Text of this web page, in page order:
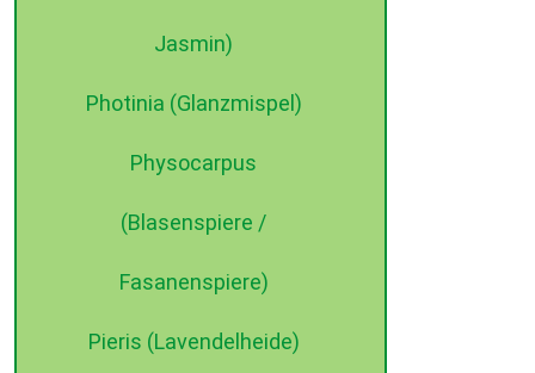
Jasmin)
Photinia (Glanzmispel)
Physocarpus
(Blasenspiere /
Fasanenspiere)
Pieris (Lavendelheide)